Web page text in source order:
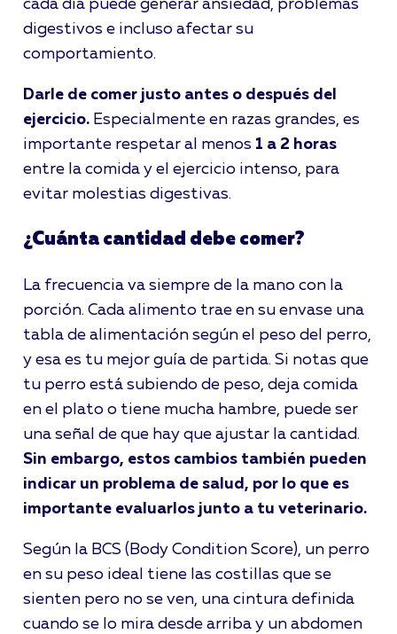
cada día puede generar ansiedad, problemas
digestivos e incluso afectar su
comportamiento.
Darle de comer justo antes o después del
ejercicio. Especialmente en razas grandes, es
importante respetar al menos 1 a 2 horas
entre la comida y el ejercicio intenso, para
evitar molestias digestivas.
¿Cuánta cantidad debe comer?
La frecuencia va siempre de la mano con la
porción. Cada alimento trae en su envase una
tabla de alimentación según el peso del perro,
y esa es tu mejor guía de partida. Si notas que
tu perro está subiendo de peso, deja comida
en el plato o tiene mucha hambre, puede ser
una señal de que hay que ajustar la cantidad.
Sin embargo, estos cambios también pueden
indicar un problema de salud, por lo que es
importante evaluarlos junto a tu veterinario.
Según la BCS (Body Condition Score), un perro
en su peso ideal tiene las costillas que se
sienten pero no se ven, una cintura definida
cuando se lo mira desde arriba y un abdomen